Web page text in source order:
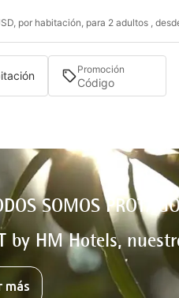
por habitación, para 2 adultos ,
Promoción
SOMOS
by HM Hotels,
más